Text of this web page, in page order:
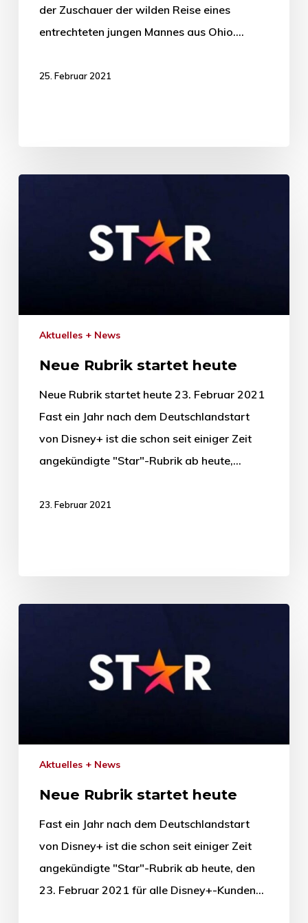
der Zuschauer der wilden Reise eines
entrechteten jungen Mannes aus Ohio.…
25. Februar 2021
Aktuelles + News
Neue Rubrik startet heute
Neue Rubrik startet heute 23. Februar 2021
Fast ein Jahr nach dem Deutschlandstart
von Disney+ ist die schon seit einiger Zeit
angekündigte "Star"-Rubrik ab heute,…
23. Februar 2021
Aktuelles + News
Neue Rubrik startet heute
Fast ein Jahr nach dem Deutschlandstart
von Disney+ ist die schon seit einiger Zeit
angekündigte "Star"-Rubrik ab heute, den
23. Februar 2021 für alle Disney+-Kunden…